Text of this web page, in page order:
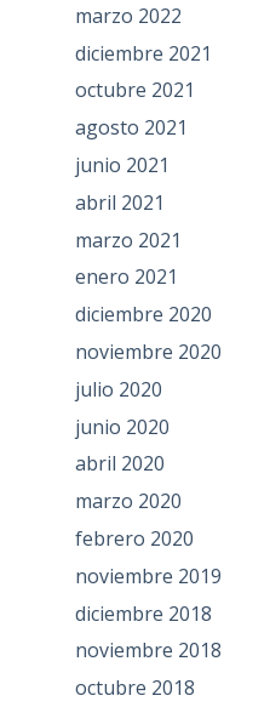
marzo 2022
diciembre 2021
octubre 2021
agosto 2021
junio 2021
abril 2021
marzo 2021
enero 2021
diciembre 2020
noviembre 2020
julio 2020
junio 2020
abril 2020
marzo 2020
febrero 2020
noviembre 2019
diciembre 2018
noviembre 2018
octubre 2018